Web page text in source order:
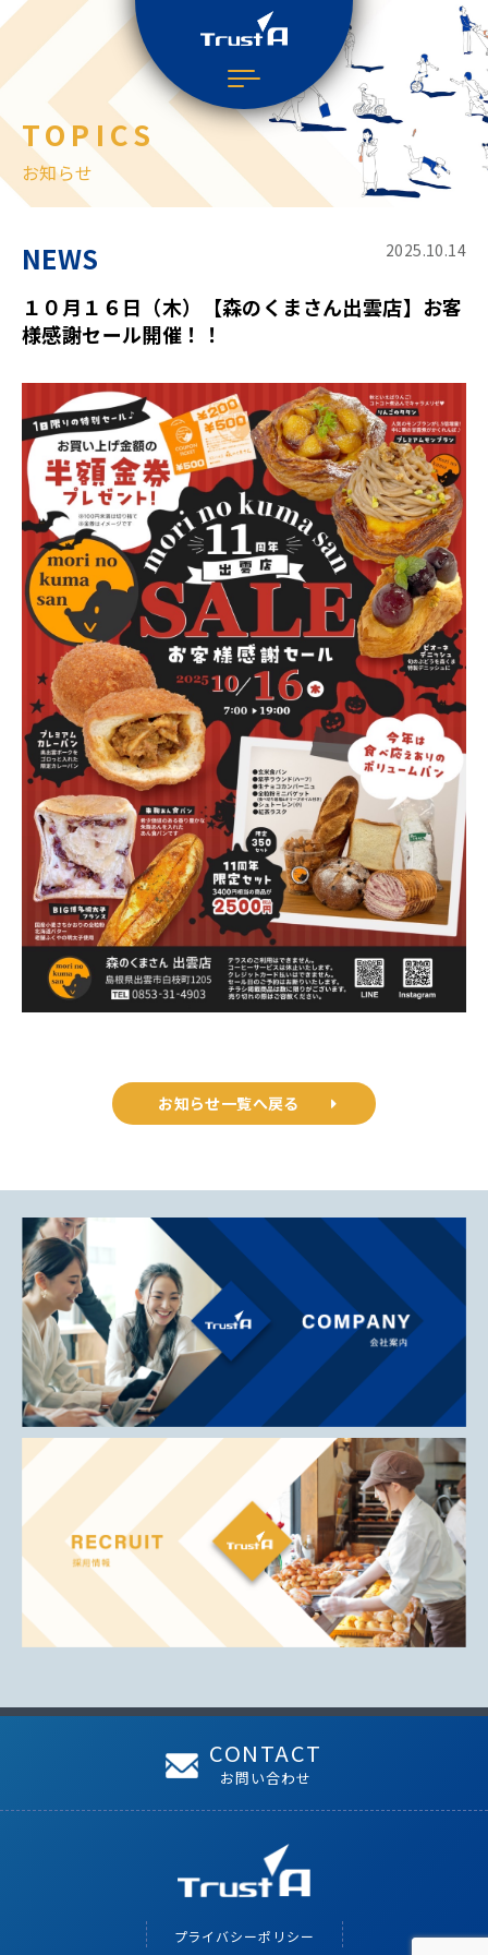
TOPICS
お知らせ
NEWS 2025.10.14
１０月１６日（木）【森のくまさん出雲店】お客
様感謝セール開催！！
お知らせ一覧へ戻る
CONTACT
お問い合わせ
プライバシーポリシー